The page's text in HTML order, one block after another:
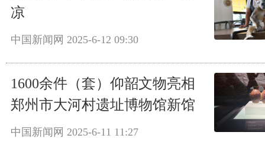
凉
中国新闻网 2025-6-12 09:30
1600余件（套）仰韶文物亮相
郑州市大河村遗址博物馆新馆
中国新闻网 2025-6-11 11:27